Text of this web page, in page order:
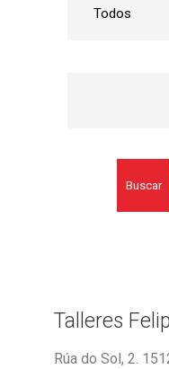
Buscar
Talleres
Rúa do Sol, 2.